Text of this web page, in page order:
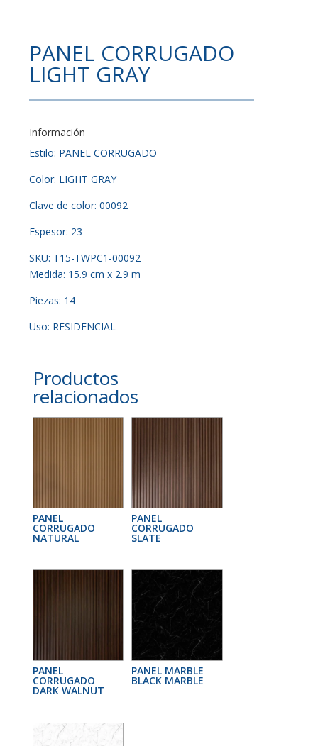
PANEL CORRUGADO
LIGHT GRAY
Información
Estilo: PANEL CORRUGADO
Color: LIGHT GRAY
Clave de color: 00092
Espesor: 23
SKU: T15-TWPC1-00092
Medida: 15.9 cm x 2.9 m
Piezas: 14
Uso: RESIDENCIAL
Productos
relacionados
PANEL
CORRUGADO
NATURAL
PANEL
CORRUGADO
SLATE
PANEL
CORRUGADO
DARK WALNUT
PANEL MARBLE
BLACK MARBLE